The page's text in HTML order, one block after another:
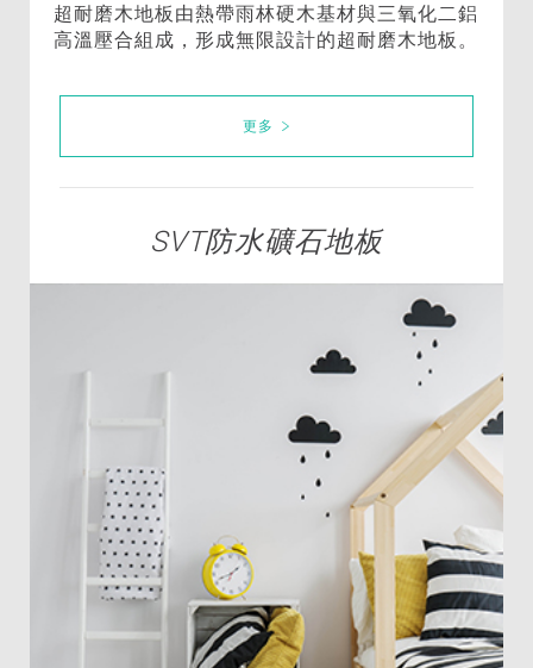
超耐磨木地板由熱帶雨林硬木基材與三氧化二鋁
高溫壓合組成，形成無限設計的超耐磨木地板。
更多
SVT防水礦石地板